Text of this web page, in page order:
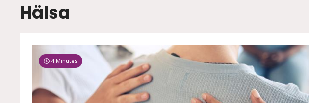
Hälsa
4 Minutes